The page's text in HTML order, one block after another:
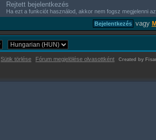
Rejtett bejelentkezés
Ha ezt a funkciót használod, akkor nem fogsz megjelenni
vagy
Sütik törlése Fórum megjelölése olvasottként Created by